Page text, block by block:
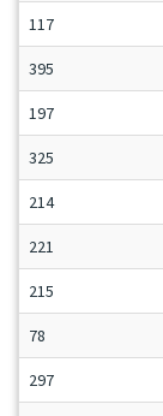
117
395
197
325
214
221
215
78
297